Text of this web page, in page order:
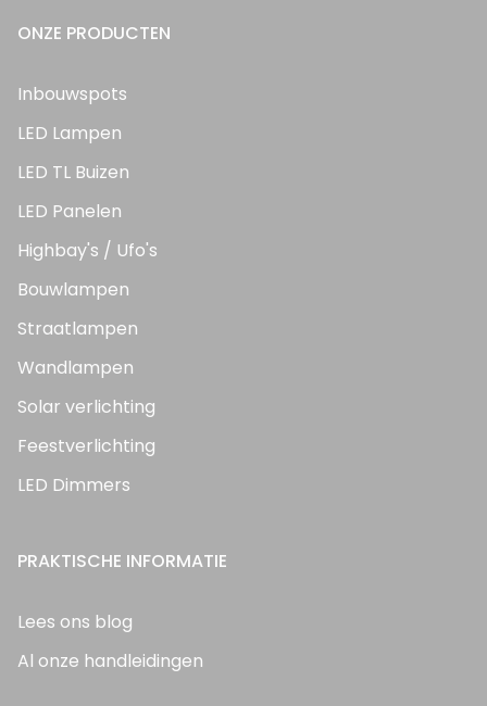
ONZE PRODUCTEN
Inbouwspots
LED Lampen
LED TL Buizen
LED Panelen
Highbay's / Ufo's
Bouwlampen
Straatlampen
Wandlampen
Solar verlichting
Feestverlichting
LED Dimmers
PRAKTISCHE INFORMATIE
Lees ons blog
Al onze handleidingen